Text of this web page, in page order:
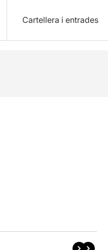
Cartellera i entrades